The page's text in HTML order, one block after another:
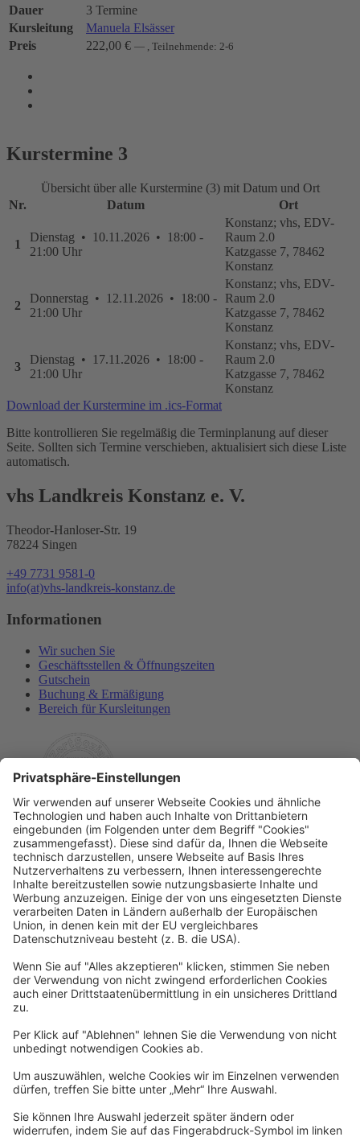
Dauer
3 Termine
Kursleitung
Manuela Elsässer
Preis
222,00 € — , Teilnehmende: 2-6
Kurstermine 3
Übersicht über alle Kurstermine (3) mit Datum und Ort
Nr.
Datum Ort
1
Dienstag • 10.11.2026 • 18:00 -
21:00 Uhr
Konstanz; vhs, EDV-
Raum 2.0
Katzgasse 7, 78462
Konstanz
2
Donnerstag • 12.11.2026 • 18:00 -
21:00 Uhr
Konstanz; vhs, EDV-
Raum 2.0
Katzgasse 7, 78462
Konstanz
3
Dienstag • 17.11.2026 • 18:00 -
21:00 Uhr
Konstanz; vhs, EDV-
Raum 2.0
Katzgasse 7, 78462
Konstanz
Download der Kurstermine im .ics-Format
Bitte kontrollieren Sie regelmäßig die Terminplanung auf dieser
Seite. Sollten sich Termine verschieben, aktualisiert sich diese Liste
automatisch.
vhs Landkreis Konstanz e. V.
Theodor-Hanloser-Str. 19
78224 Singen
+49 7731 9581-0
info(at)vhs-landkreis-konstanz.de
Informationen
Wir suchen Sie
Geschäftsstellen & Öffnungszeiten
Gutschein
Buchung & Ermäßigung
Bereich für Kursleitungen
Rechtliches
Allgemeine Geschäftsbedingungen
Widerrufsbelehrung
Datenschutzerklärung
Barrierefreiheitserklärung
Impressum
Newsletter
Per E-Mail informieren wir Sie über interessante Angebote.
Zum Newsletter anmelden
vhs Post
Zur vhs Post anmelden